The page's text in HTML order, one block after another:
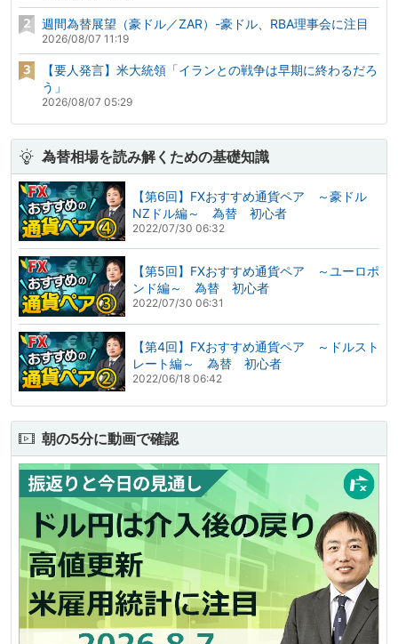
週間為替展望（豪ドル／ZAR）-豪ドル、RBA理事会に注目
2026/08/07 11:19
【要人発言】米大統領「イランとの戦争は早期に終わるだろ
う」
2026/08/07 05:29
為替相場を読み解くための基礎知識
【第6回】FXおすすめ通貨ペア ～豪ドル
NZドル編～ 為替 初心者
2022/07/30 06:32
【第5回】FXおすすめ通貨ペア ～ユーロポ
ンド編～ 為替 初心者
2022/07/30 06:31
【第4回】FXおすすめ通貨ペア ～ドルスト
レート編～ 為替 初心者
2022/06/18 06:42
朝の5分に動画で確認